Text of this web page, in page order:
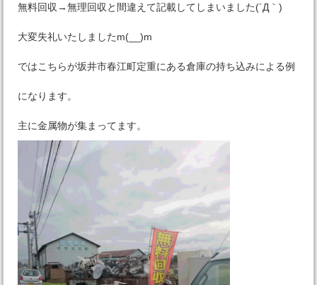
無料回収→無理回収と間違えて記載してしまいました(´Д｀)
大変失礼いたしましたm(__)m
ではこちらが坂井市春江町定重にある倉庫の持ち込みによる例
になります。
主に金属物が集まってます。